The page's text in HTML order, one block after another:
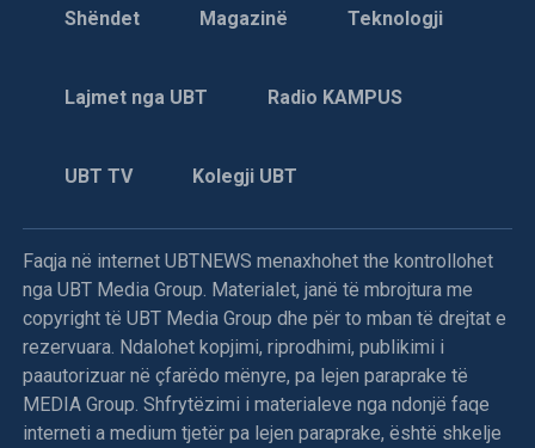
Shëndet Magazinë Teknologji
Lajmet nga UBT Radio KAMPUS
UBT TV Kolegji UBT
Faqja në internet UBTNEWS menaxhohet the kontrollohet
nga UBT Media Group. Materialet, janë të mbrojtura me
copyright të UBT Media Group dhe për to mban të drejtat e
rezervuara. Ndalohet kopjimi, riprodhimi, publikimi i
paautorizuar në çfarëdo mënyre, pa lejen paraprake të
MEDIA Group. Shfrytëzimi i materialeve nga ndonjë faqe
interneti a medium tjetër pa lejen paraprake, është shkelje